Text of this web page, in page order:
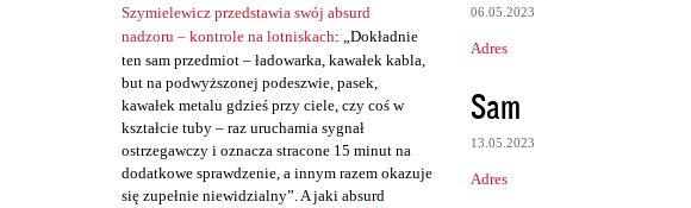
Szymielewicz przedstawia swój absurd
nadzoru – kontrole na lotniskach: „Dokładnie
ten sam przedmiot – ładowarka, kawałek kabla,
but na podwyższonej podeszwie, pasek,
kawałek metalu gdzieś przy ciele, czy coś w
kształcie tuby – raz uruchamia sygnał
ostrzegawczy i oznacza stracone 15 minut na
dodatkowe sprawdzenie, a innym razem okazuje
się zupełnie niewidzialny”. A jaki absurd
06.05.2023
Adres
Sam
13.05.2023
Adres